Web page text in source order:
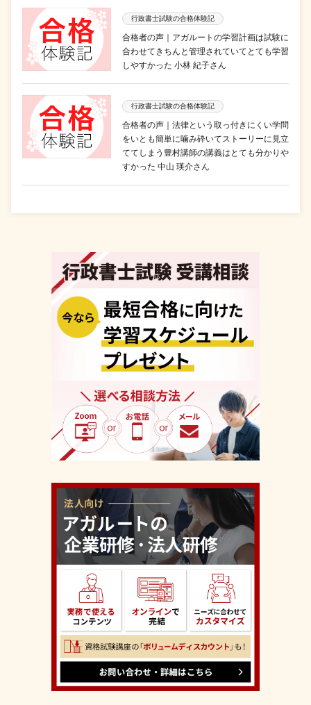
行政書士試験の合格体験記
合格者の声｜アガルートの学習計画は試験に
合わせてきちんと管理されていてとても学習
しやすかった 小林 紀子さん
行政書士試験の合格体験記
合格者の声｜法律という取っ付きにくい学問
をいとも簡単に噛み砕いてストーリーに見立
ててしまう豊村講師の講義はとても分かりや
すかった 中山 瑛介さん